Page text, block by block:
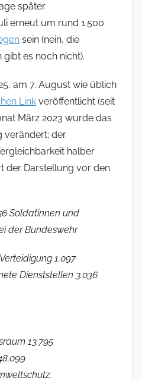
später
erneut um rund 1.500
sein (nein, die
es noch nicht).
am 7. August wie üblich
Link veröffentlicht (seit
März 2023 wurde das
verändert; der
halber
der Darstellung vor den
Soldatinnen und
der Bundeswehr
1.097
Dienststellen 3.036
13.795